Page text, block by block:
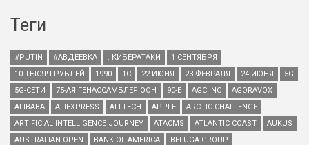
Теги
#PUTIN #АВДЕЕВКА . КИБЕРАТАКИ
1 СЕНТЯБРЯ
10 ТЫСЯЧ РУБЛЕЙ
1990 1С 22 ИЮНЯ 23 ФЕВРАЛЯ 24 ИЮНЯ
5G
5G-СЕТИ
75-АЯ ГЕНАССАМБЛЕЯ ООН 90-Е AGC INC
AGORAVOX
ALIBABA
ALIEXPRESS ALLTECH APPLE
ARCTIC CHALLENGE
ARTIFICIAL INTELLIGENCE JOURNEY
ATACMS ATLANTIC COAST
AUKUS
AUSTRALIAN OPEN
BANK OF AMERICA
BELUGA GROUP